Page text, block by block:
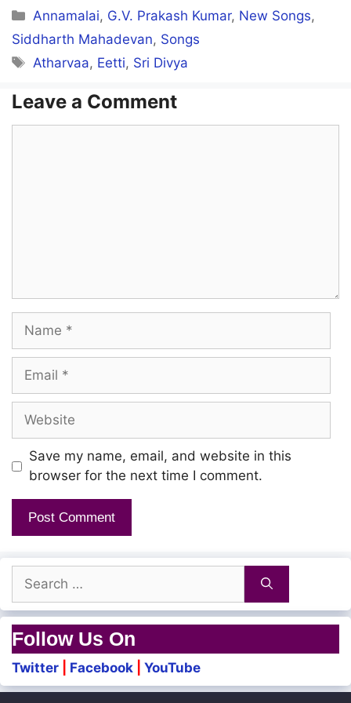
Nirkaamal nee odu
Kaal theendum dhooram dhanae
Vetri varumbadi
Nee oyaadhae
Mannai keeri vidhai
Melae varum varai
Boomikullae adhu
Ahinam poraadum
Un valithidum udal
Vaangum thanga medal
Nee kalangaadhae
Categories
Annamalai, G.V. Prakash Kumar, New Songs,
Siddharth Mahadevan, Songs
Tags
Atharvaa, Eetti, Sri Divya
Leave a Comment
Name
Email
Website
Save my name, email, and website in this
browser for the next time I comment.
Search
for:
Follow Us On
Twitter Facebook YouTube